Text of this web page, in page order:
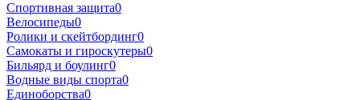
Спортивная защита0
Велосипеды0
Ролики и скейтбординг0
Самокаты и гироскутеры0
Бильярд и боулинг0
Водные виды спорта0
Единоборства0